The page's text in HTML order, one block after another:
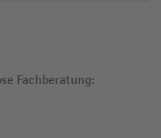
Fachberatung: